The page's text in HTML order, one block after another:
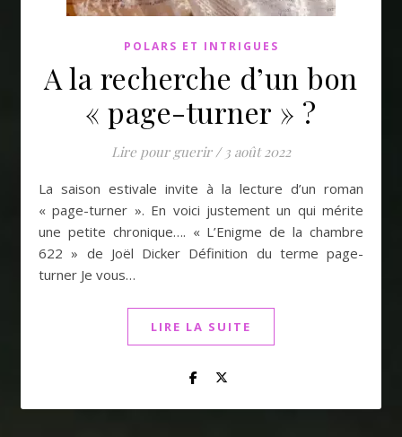
POLARS ET INTRIGUES
A la recherche d’un bon
« page-turner » ?
Lire pour guerir / 3 août 2022
La saison estivale invite à la lecture d’un roman
« page-turner ». En voici justement un qui mérite
une petite chronique…. « L’Enigme de la chambre
622 » de Joël Dicker Définition du terme page-
turner Je vous…
LIRE LA SUITE